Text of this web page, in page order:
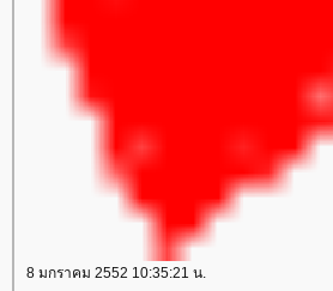
8 มกราคม 2552 10:35:21 น.